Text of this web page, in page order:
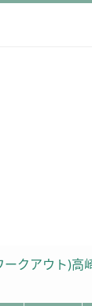
ークアウト)高